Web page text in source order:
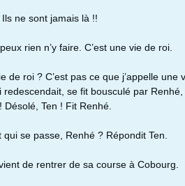
ne sont jamais là !!
rien n’y faire. C’est une vie de roi.
de roi ? C’est pas ce que j’appelle une
redescendait, se fit bousculé par
Désolé, Ten ! Fit Renhé.
qui se passe, Renhé ? Répondit Ten.
de rentrer de sa course à Cobourg.